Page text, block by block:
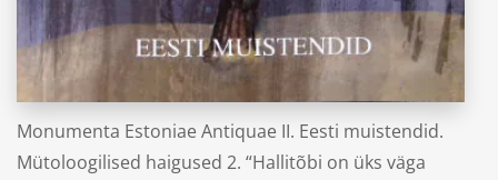
“Eesti Muistendid. Halltõbi”
Piret Paal
Monumenta Estoniae Antiquae II. Eesti muistendid.
Mütoloogilised haigused 2. “Hallitõbi on üks väga